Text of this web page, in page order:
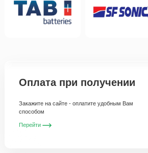
Оплата при получении
Закажите на сайте - оплатите удобным Вам
способом
Перейти